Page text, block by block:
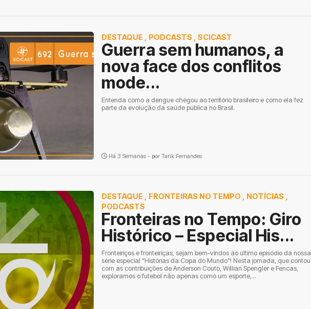
DESTAQUE PODCASTS SCICAST
Guerra sem humanos, a
nova face dos conflitos
mode...
Entenda como a dengue chegou ao território brasileiro e como ela fez
parte da evolução da saúde pública no Brasil.
Há 3 Semanas - por Tarik Fernandes
DESTAQUE FRONTEIRAS NO TEMPO NOTÍCIAS
PODCASTS
Fronteiras no Tempo: Giro
Histórico – Especial His...
Fronteiriços e fronteiriças, sejam bem-vindos ao último episódio da nossa
série especial "Histórias da Copa do Mundo"! Nesta jornada, que contou
com as contribuições de Anderson Couto, Willian Spengler e Fencas,
exploramos o futebol não apenas como um esporte,...